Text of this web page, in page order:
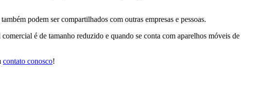
podem ser compartilhados com outras empresas e pessoas.
é de tamanho reduzido e quando se conta com aparelhos móveis de
contato conosco!